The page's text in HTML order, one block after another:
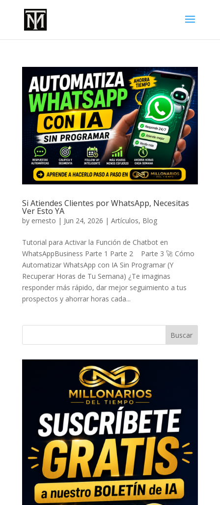
Si Atiendes Clientes por WhatsApp, Necesitas
Ver Esto YA
by ernesto | Jun 24, 2026 | Artículos, Blog
Tutorial para Activar la Función de Chatbot en
WhatsAppBusiness Parte 1 Parte 2 Parte 3 🚀 Cómo
Automatizar WhatsApp con IA Sin Programar (Y
Recuperar Horas de Tu Semana) ¿Te imaginas
responder más rápido, dar mejor seguimiento a tus
prospectos y ahorrar horas cada...
Buscar